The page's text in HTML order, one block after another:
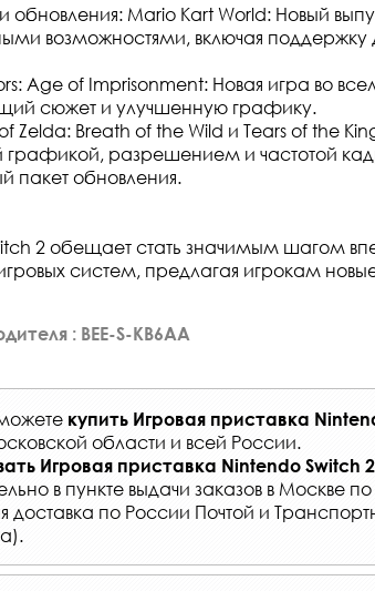
обновления: Mario Kart World: Новый
возможностями, включая поддержку
Age of Imprisonment: Новая игра во
сюжет и улучшенную графику.
Zelda: Breath of the Wild и Tears of the
разрешением и частотой
пакет обновления.
2 обещает стать значимым шагом
систем, предлагая игрокам
: BEE-S-KB6AA
купить Игровая приставка
области и всей России.
Игровая приставка Nintendo Switch 2
в пункте выдачи заказов в Москве
доставка по России Почтой и